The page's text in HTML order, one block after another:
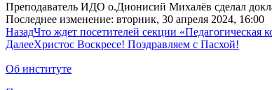
Преподаватель ИДО о.Дионисий Михалёв сделал
Последнее изменение: вторник, 30 апреля 2024, 16:00
НазадЧто ждет посетителей секции
ДалееХристос Воскресе! Поздравляем с Пасхой!
Об институте